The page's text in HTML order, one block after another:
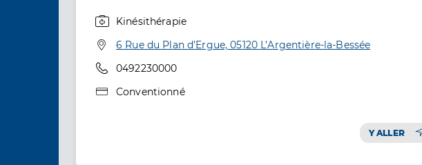
Kinésithérapie
Adresse
6 Rue du Plan d’Ergue, 05120 L’Argentière-la-Bessée
Téléphone
0492230000
Type de convention
Conventionné
Y ALLER